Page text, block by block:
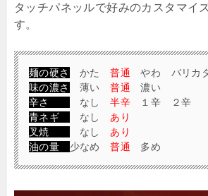
タッチパネッルで好みのカスタマイ
す。
麺の硬さ かた普通
やわ バリカ
味の濃さ
薄い普通
濃い
辛さ
なし半辛 １辛 ２辛
青ネギ
なし あり
叉焼
なし あり
油の量 少なめ普通 多め